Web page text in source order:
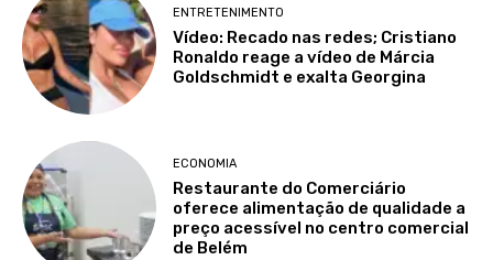
ENTRETENIMENTO
Vídeo: Recado nas redes; Cristiano
Ronaldo reage a vídeo de Márcia
Goldschmidt e exalta Georgina
ECONOMIA
Restaurante do Comerciário
oferece alimentação de qualidade a
preço acessível no centro comercial
de Belém